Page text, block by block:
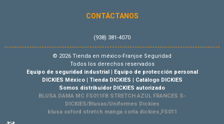
CONTÁCTANOS
(938) 381-4070
© 2026 Tienda en méxico-Franjoe Seguridad
Todos los derechos reservados
Equipo de seguridad industrial| Equipo de protección personal
DICKIES México| Tienda DICKIES | Catálogo DICKIES
Somos distribuidor DICKIES autorizado
BLUSA DAMA MC FS011FB STRETCH AZUL FRANCES S-
DICKIES/Blusas/Uniformes Dickies
blusa oxford stretch manga corta dickies,FS011